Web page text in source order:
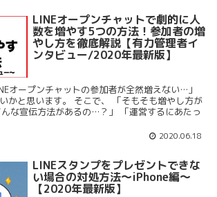
LINEオープンチャットで劇的に人
数を増やす5つの方法！参加者の増
やし方を徹底解説【有力管理者イ
ンタビュー/2020年最新版】
オープンチャットの参加者が全然増えない…」
かと思います。 そこで、 「そもそも増やし方が
な宣伝方法があるの…？」 「運営するにあたっ
2020.06.18
LINEスタンプをプレゼントできな
い場合の対処方法〜iPhone編〜
【2020年最新版】